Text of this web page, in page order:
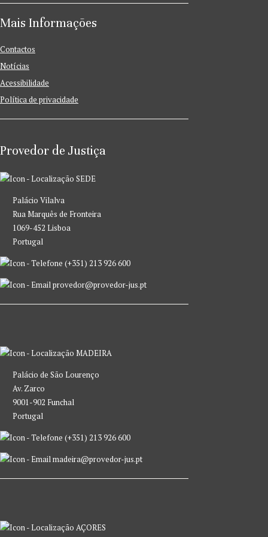
Mais Informações
Contactos
Notícias
Acessibilidade
Política de privacidade
Provedor de Justiça
SEDE
Palácio Vilalva
Rua Marquês de Fronteira
1069-452 Lisboa
Portugal
(+351) 213 926 600
provedor@provedor-jus.pt
MADEIRA
Palácio de São Lourenço
Av. Zarco
9001-902 Funchal
Portugal
(+351) 213 926 600
madeira@provedor-jus.pt
AÇORES